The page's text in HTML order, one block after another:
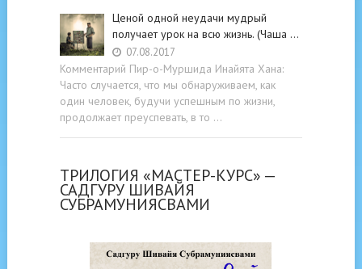
Ценой одной неудачи мудрый
получает урок на всю жизнь. (Чаша …
07.08.2017
Комментарий Пир-о-Муршида Инайята Хана:
Часто случается, что мы обнаруживаем, как
один человек, будучи успешным по жизни,
продолжает преуспевать, в то …
ТРИЛОГИЯ «МАСТЕР-КУРС» —
САДГУРУ ШИВАЙЯ
СУБРАМУНИЯСВАМИ